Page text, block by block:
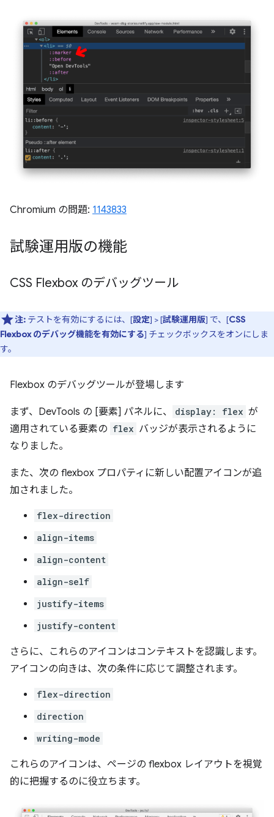
Chromium の問題: 1143833
試験運用版の機能
CSS Flexbox のデバッグツール
注: テストを有効にするには、[設定] > [試験運用版] で、[CSS
Flexbox のデバッグ機能を有効にする] チェックボックスをオンにしま
す。
Flexbox のデバッグツールが登場します
まず、DevTools の [要素] パネルに、 display: flex が
適用されている要素の flex バッジが表示されるように
なりました。
また、次の flexbox プロパティに新しい配置アイコンが追
加されました。
flex-direction
align-items
align-content
align-self
justify-items
justify-content
さらに、これらのアイコンはコンテキストを認識します。
アイコンの向きは、次の条件に応じて調整されます。
flex-direction
direction
writing-mode
これらのアイコンは、ページの flexbox レイアウトを視覚
的に把握するのに役立ちます。